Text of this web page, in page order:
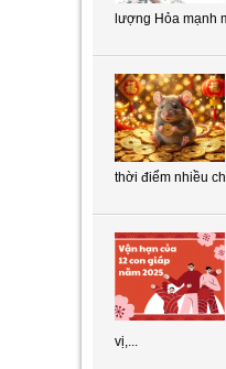
lượng Hỏa mạnh
thời điểm nhiều
vị,...